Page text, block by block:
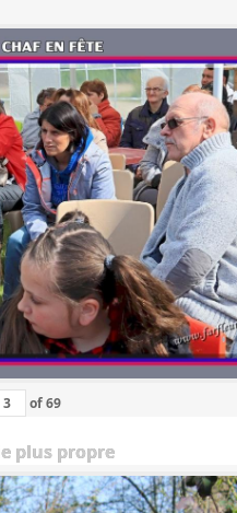
of69
plus propre